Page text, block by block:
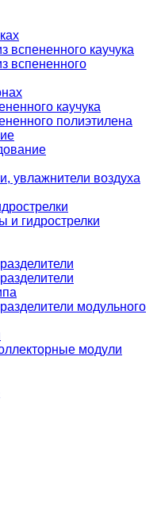
вспененного каучука
вспененного
каучука
полиэтилена
увлажнители воздуха
и гидрострелки
модульного
модули